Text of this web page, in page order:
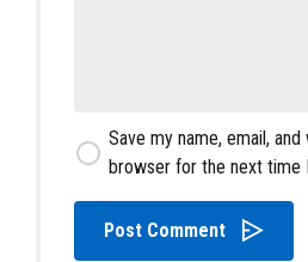
Save my name, email,
browser for the next time
Post Comment